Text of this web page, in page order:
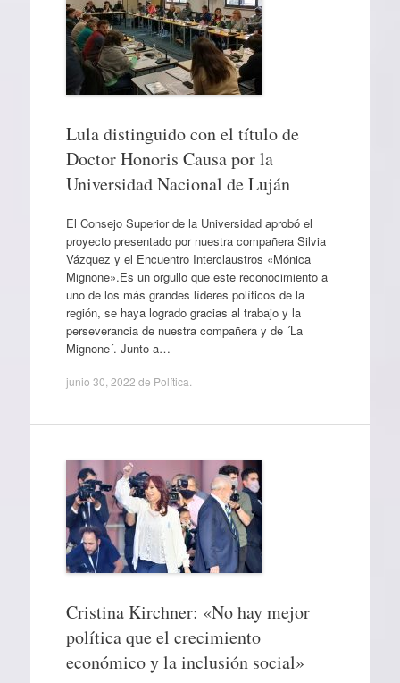
Lula distinguido con el título de
Doctor Honoris Causa por la
Universidad Nacional de Luján
El Consejo Superior de la Universidad aprobó el
proyecto presentado por nuestra compañera Silvia
Vázquez y el Encuentro Interclaustros «Mónica
Mignone».Es un orgullo que este reconocimiento a
uno de los más grandes líderes políticos de la
región, se haya logrado gracias al trabajo y la
perseverancia de nuestra compañera y de ´La
Mignone´. Junto a…
junio 30, 2022 de Política
Cristina Kirchner: «No hay mejor
política que el crecimiento
económico y la inclusión social»